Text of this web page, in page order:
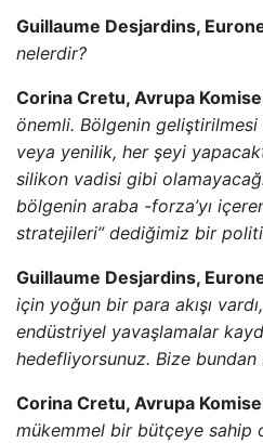
Guillaume Desjardins,
nelerdir?
Corina Cretu, Avrupa
önemli. Bölgenin
veya yenilik, her şeyi
silikon vadisi gibi
bölgenin araba -forza’yı
stratejileri” dediğimiz bir
Guillaume Desjardins,
için yoğun bir para akışı
endüstriyel yavaşlamalar
hedefliyorsunuz. Bize bundan
Corina Cretu, Avrupa
mükemmel bir bütçeye sahip